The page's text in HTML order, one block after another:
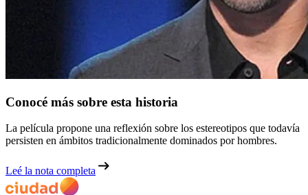
Conocé más sobre esta historia
La película propone una reflexión sobre los estereotipos que todavía
persisten en ámbitos tradicionalmente dominados por hombres.
Leé la nota completa